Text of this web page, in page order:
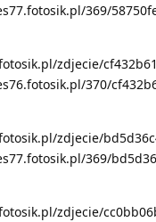
369/
zdjecie/
370/
zdjecie/
369/
zdjecie/